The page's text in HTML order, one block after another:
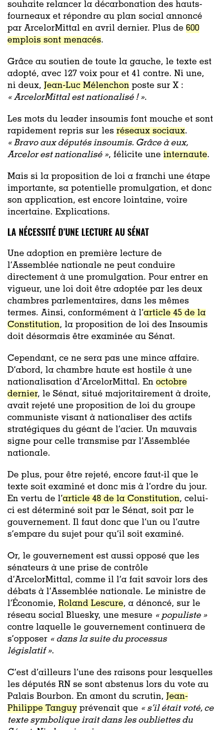
souhaite relancer la décarbonation des hauts-
fourneaux et répondre au plan social annoncé
par ArcelorMittal en avril dernier. Plus de 600
emplois sont menacés.
Grâce au soutien de toute la gauche, le texte est
adopté, avec 127 voix pour et 41 contre. Ni une,
ni deux, Jean-Luc Mélenchon poste sur X :
« ArcelorMittal est nationalisé ! ».
Les mots du leader insoumis font mouche et sont
rapidement repris sur les réseaux sociaux.
« Bravo aux députés insoumis. Grâce à eux,
Arcelor est nationalisé », félicite une internaute.
Mais si la proposition de loi a franchi une étape
importante, sa potentielle promulgation, et donc
son application, est encore lointaine, voire
incertaine. Explications.
LA NÉCESSITÉ D’UNE LECTURE AU SÉNAT
Une adoption en première lecture de
l’Assemblée nationale ne peut conduire
directement à une promulgation. Pour entrer en
vigueur, une loi doit être adoptée par les deux
chambres parlementaires, dans les mêmes
termes. Ainsi, conformément à l’article 45 de la
Constitution, la proposition de loi des Insoumis
doit désormais être examinée au Sénat.
Cependant, ce ne sera pas une mince affaire.
D’abord, la chambre haute est hostile à une
nationalisation d’ArcelorMittal. En octobre
dernier, le Sénat, situé majoritairement à droite,
avait rejeté une proposition de loi du groupe
communiste visant à nationaliser des actifs
stratégiques du géant de l’acier. Un mauvais
signe pour celle transmise par l’Assemblée
nationale.
De plus, pour être rejeté, encore faut-il que le
texte soit examiné et donc mis à l’ordre du jour.
En vertu de l’article 48 de la Constitution, celui-
ci est déterminé soit par le Sénat, soit par le
gouvernement. Il faut donc que l’un ou l’autre
s’empare du sujet pour qu’il soit examiné.
Or, le gouvernement est aussi opposé que les
sénateurs à une prise de contrôle
d’ArcelorMittal, comme il l’a fait savoir lors des
débats à l’Assemblée nationale. Le ministre de
l’Économie, Roland Lescure, a dénoncé, sur le
réseau social Bluesky, une mesure « populiste »
contre laquelle le gouvernement continuera de
s’opposer « dans la suite du processus
législatif ».
C’est d’ailleurs l’une des raisons pour lesquelles
les députés RN se sont abstenus lors du vote au
Palais Bourbon. En amont du scrutin, Jean-
Philippe Tanguy prévenait que « s’il était voté, ce
texte symbolique irait dans les oubliettes du